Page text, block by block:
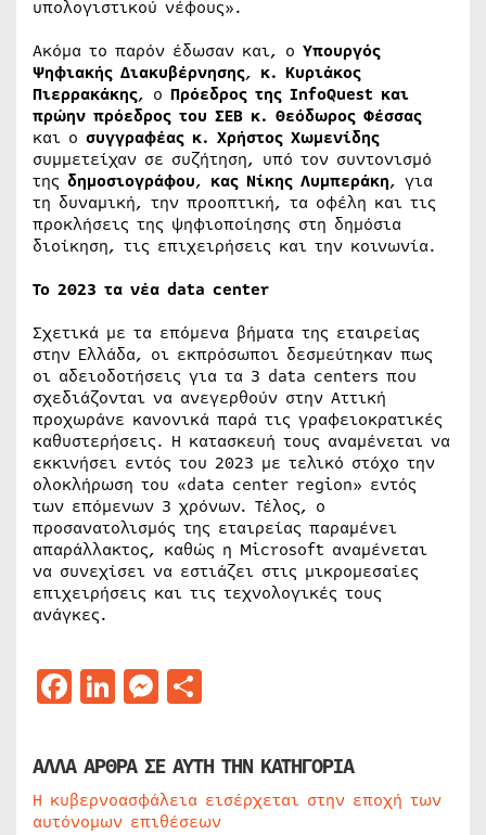
υπολογιστικού νέφους».
Ακόμα το παρόν έδωσαν και, ο Υπουργός
Ψηφιακής Διακυβέρνησης, κ. Κυριάκος
Πιερρακάκης, ο Πρόεδρος της InfoQuest και
πρώην πρόεδρος του ΣΕΒ κ. Θεόδωρος Φέσσας
και ο συγγραφέας κ. Χρήστος Χωμενίδης
συμμετείχαν σε συζήτηση, υπό τον συντονισμό
της δημοσιογράφου, κας Νίκης Λυμπεράκη, για
τη δυναμική, την προοπτική, τα οφέλη και τις
προκλήσεις της ψηφιοποίησης στη δημόσια
διοίκηση, τις επιχειρήσεις και την κοινωνία.
Το 2023 τα νέα data center
Σχετικά με τα επόμενα βήματα της εταιρείας
στην Ελλάδα, οι εκπρόσωποι δεσμεύτηκαν πως
οι αδειοδοτήσεις για τα 3 data centers που
σχεδιάζονται να ανεγερθούν στην Αττική
προχωράνε κανονικά παρά τις γραφειοκρατικές
καθυστερήσεις. Η κατασκευή τους αναμένεται να
εκκινήσει εντός του 2023 με τελικό στόχο την
ολοκλήρωση του «data center region» εντός
των επόμενων 3 χρόνων. Τέλος, ο
προσανατολισμός της εταιρείας παραμένει
απαράλλακτος, καθώς η Microsoft αναμένεται
να συνεχίσει να εστιάζει στις μικρομεσαίες
επιχειρήσεις και τις τεχνολογικές τους
ανάγκες.
Facebook
LinkedIn
Messenger
ΑΛΛΑ ΑΡΘΡΑ ΣΕ ΑΥΤΗ ΤΗΝ ΚΑΤΗΓΟΡΙΑ
Η κυβερνοασφάλεια εισέρχεται στην εποχή των
αυτόνομων επιθέσεων